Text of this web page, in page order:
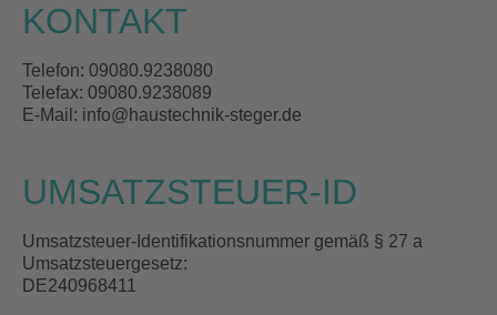
KONTAKT
Telefon: 09080.9238080
Telefax: 09080.9238089
E-Mail: info@haustechnik-steger.de
UMSATZSTEUER-ID
Umsatzsteuer-Identifikationsnummer gemäß § 27 a
Umsatzsteuergesetz:
DE240968411